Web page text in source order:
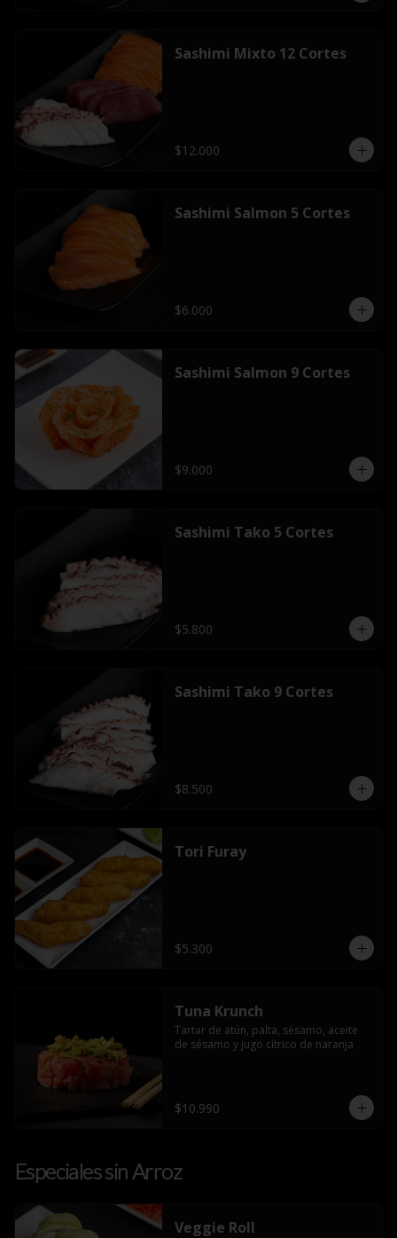
Sashimi Mixto 12 Cortes
$12.000
Sashimi Salmon 5 Cortes
$6.000
Sashimi Salmon 9 Cortes
$9.000
Sashimi Tako 5 Cortes
$5.800
Sashimi Tako 9 Cortes
$8.500
Tori Furay
$5.300
Tuna Krunch
Tartar de atún, palta, sésamo, aceite
de sésamo y jugo cítrico de naranja
$10.990
Especiales sin Arroz
Veggie Roll